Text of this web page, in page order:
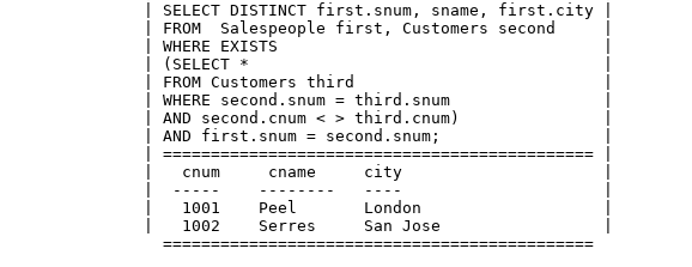
              | SELECT DISTINCT first.snum, sname, first.city |
              | FROM  Salespeople first, Customers second     |
              | WHERE EXISTS                                  |
              | (SELECT *                                     |
              | FROM Customers third                          |
              | WHERE second.snum = third.snum                |
              | AND second.cnum < > third.cnum)               |
              | AND first.snum = second.snum;                 |
              | ============================================= |
              |   cnum     cname     city                     |
              |  -----    --------   ----                     |
              |   1001    Peel       London                   |
              |   1002    Serres     San Jose                 |
                =============================================